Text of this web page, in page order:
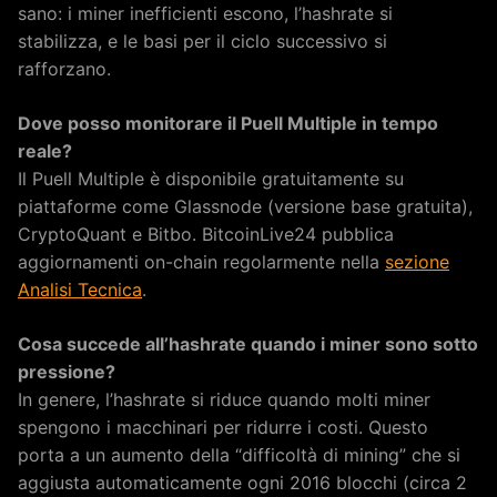
sano: i miner inefficienti escono, l’hashrate si
stabilizza, e le basi per il ciclo successivo si
rafforzano.
Dove posso monitorare il Puell Multiple in tempo
reale?
Il Puell Multiple è disponibile gratuitamente su
piattaforme come Glassnode (versione base gratuita),
CryptoQuant e Bitbo. BitcoinLive24 pubblica
aggiornamenti on-chain regolarmente nella sezione
Analisi Tecnica.
Cosa succede all’hashrate quando i miner sono sotto
pressione?
In genere, l’hashrate si riduce quando molti miner
spengono i macchinari per ridurre i costi. Questo
porta a un aumento della “difficoltà di mining” che si
aggiusta automaticamente ogni 2016 blocchi (circa 2